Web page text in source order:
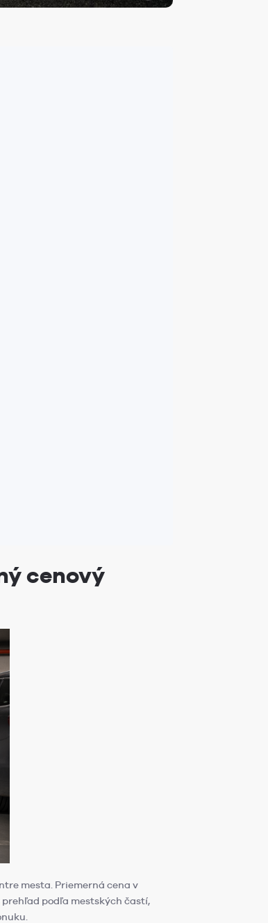
cenový
mesta. Priemerná cena v
prehľad podľa mestských častí,